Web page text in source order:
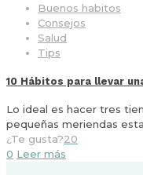
Buenos habitos
Consejos
Salud
Tips
10 Hábitos para llevar
Lo ideal es hacer tres
pequeñas meriendas
¿Te gusta?20
0 Leer más